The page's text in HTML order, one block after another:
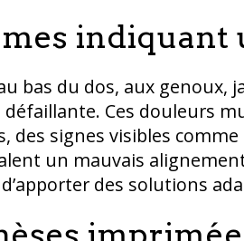
indiquant
bas du dos, aux genoux,
défaillante. Ces douleurs
des signes visibles
un mauvais
des solutions